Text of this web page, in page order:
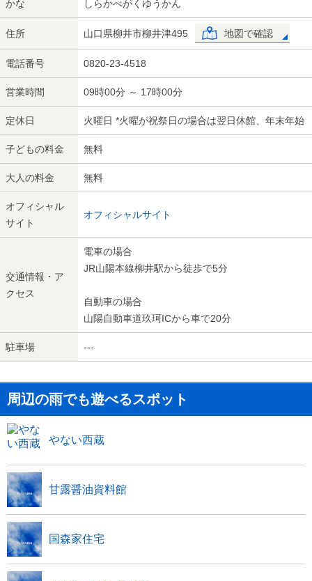
かな しらかべがくゆうかん
住所 山口県柳井市柳井津495 地図で確認
電話番号 0820-23-4518
営業時間 09時00分 ～ 17時00分
定休日 火曜日 *火曜が祝祭日の場合は翌日休館、年末年始
子どもの料金 無料
大人の料金 無料
オフィシャル
サイト
オフィシャルサイト
交通情報・ア
クセス
電車の場合
JR山陽本線柳井駅から徒歩で5分
自動車の場合
山陽自動車道玖珂ICから車で20分
駐車場 ---
周辺の雨でも遊べるスポット
やない西蔵
甘露醤油資料館
国森家住宅